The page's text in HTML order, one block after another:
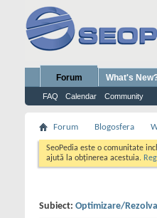
Forum
FAQ Calendar Community
What's
Forum Blogosfera
SeoPedia este o comunitate
ajută la obținerea acestuia.
Subiect: Optimizare/